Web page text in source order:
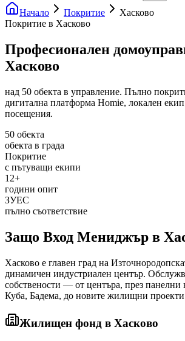
Начало
Покритие
Хасково
Покритие в Хасково
Професионален
Хасково
над 50 обекта в управление. Пълно
дигитална платформа Homie, локален
посещения.
50 обекта
обекта в града
Покритие
с пътуващи екипи
12+
години опит
ЗУЕС
пълно съответствие
Защо Вход Мениджър в
Хасково е главен град на
динамичен индустриален център.
собствености — от центъра, през
Куба, Бадема, до новите жилищни
Жилищен фонд в Хасково